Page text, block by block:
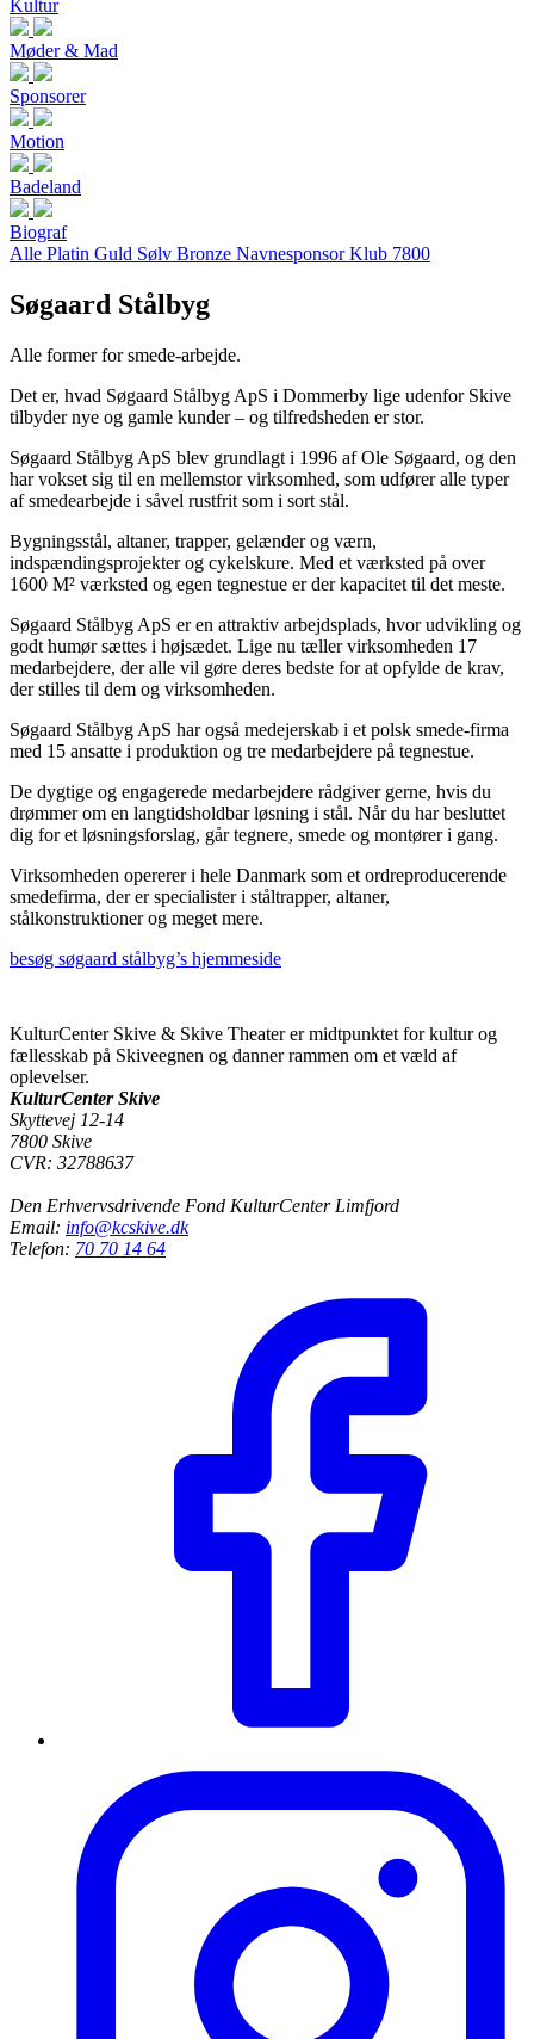
Kultur
Møder & Mad
Sponsorer
Motion
Badeland
Biograf
Alle Platin Guld Sølv Bronze NavnesponsorKlub 7800
Søgaard Stålbyg
Alle former for smede-arbejde.
Det er, hvad Søgaard Stålbyg ApS i Dommerby lige udenfor Skive
tilbyder nye og gamle kunder – og tilfredsheden er stor.
Søgaard Stålbyg ApS blev grundlagt i 1996 af Ole Søgaard, og den
har vokset sig til en mellemstor virksomhed, som udfører alle typer
af smedearbejde i såvel rustfrit som i sort stål.
Bygningsstål, altaner, trapper, gelænder og værn,
indspændingsprojekter og cykelskure. Med et værksted på over
1600 M² værksted og egen tegnestue er der kapacitet til det meste.
Søgaard Stålbyg ApS er en attraktiv arbejdsplads, hvor udvikling og
godt humør sættes i højsædet. Lige nu tæller virksomheden 17
medarbejdere, der alle vil gøre deres bedste for at opfylde de krav,
der stilles til dem og virksomheden.
​Søgaard Stålbyg ApS har også medejerskab i et polsk smede-firma
med 15 ansatte i produktion og tre medarbejdere på tegnestue.
De dygtige og engagerede medarbejdere rådgiver gerne, hvis du
drømmer om en langtidsholdbar løsning i stål. Når du har besluttet
dig for et løsningsforslag, går tegnere, smede og montører i gang.
Virksomheden opererer i hele Danmark som et ordreproducerende
smedefirma, der er specialister i ståltrapper, altaner,
stålkonstruktioner og meget mere.
besøg søgaard stålbyg’s hjemmeside
KulturCenter Skive & Skive Theater er midtpunktet for kultur og
fællesskab på Skiveegnen og danner rammen om et væld af
oplevelser.
KulturCenter Skive
Skyttevej 12-14
7800 Skive
CVR: 32788637
Den Erhvervsdrivende Fond KulturCenter Limfjord
Email: info@kcskive.dk
Telefon: 70 70 14 64